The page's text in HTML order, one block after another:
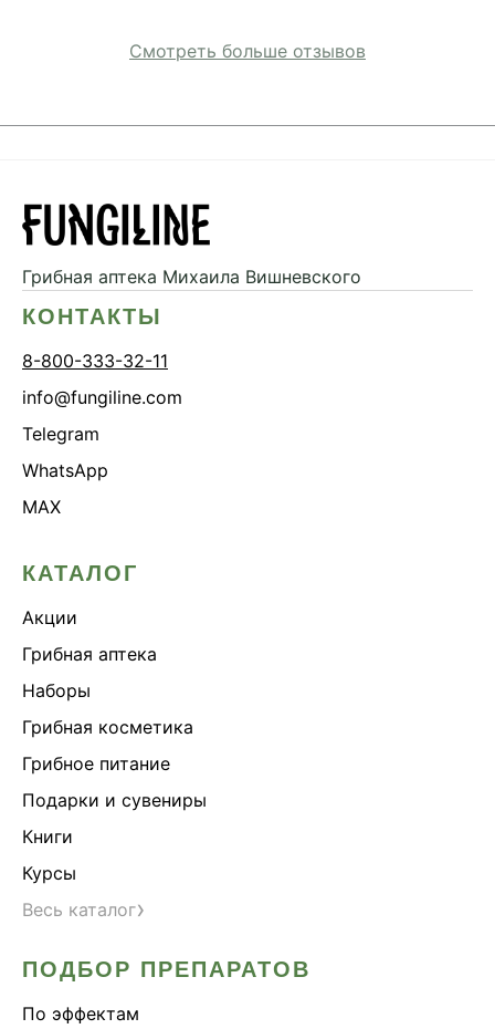
Смотреть больше отзывов
Грибная аптека Михаила Вишневского
КОНТАКТЫ
8-800-333-32-11
info@fungiline.com
Telegram
WhatsApp
MAX
КАТАЛОГ
Акции
Грибная аптека
Наборы
Грибная косметика
Грибное питание
Подарки и сувениры
Книги
Курсы
Весь каталог›
ПОДБОР ПРЕПАРАТОВ
По эффектам